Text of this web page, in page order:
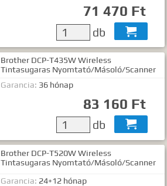
71 470 Ft
db 
Brother DCP-T435W Wireless
Tintasugaras Nyomtató/Másoló/Scanner
Garancia: 36 hónap
83 160 Ft
db 
Brother DCP-T520W Wireless
Tintasugaras Nyomtató/Másoló/Scanner
Garancia: 24+12 hónap